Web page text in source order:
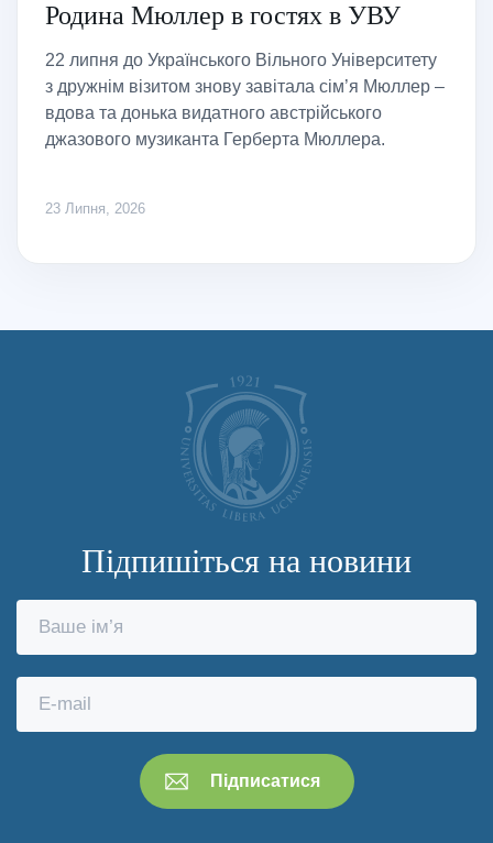
Родина Мюллер в гостях в УВУ
22 липня до Українського Вільного Університету
з дружнім візитом знову завітала сім’я Мюллер –
вдова та донька видатного австрійського
джазового музиканта Герберта Мюллера.
23 Липня, 2026
Підпишіться на новини